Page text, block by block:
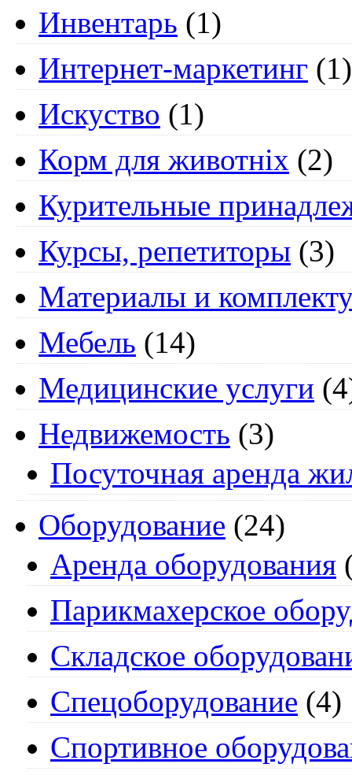
Инвентарь (1)
Интернет-маркетинг (1)
Искуство (1)
Корм для животніх (2)
Курительные
Курсы, репетиторы (3)
Материалы и
Мебель (14)
Медицинские услуги
Недвижемость (3)
Посуточная аренда
Оборудование (24)
Аренда оборудования
Парикмахерское
Складское
Спецоборудование (4)
Спортивное